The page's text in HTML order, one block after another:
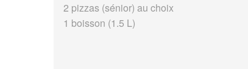
2 pizzas (sénior) au choix
1 boisson (1.5 L)